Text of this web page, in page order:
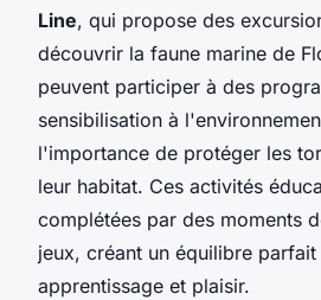
Line, qui propose des
découvrir la faune marine de
peuvent participer à des
sensibilisation à
l'importance de protéger les
leur habitat. Ces activités
complétées par des moments
jeux, créant un équilibre parfait
apprentissage et plaisir.